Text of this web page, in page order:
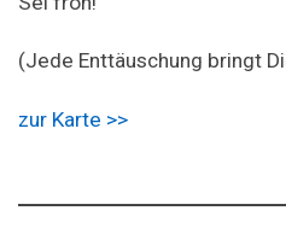
(Jede Enttäuschung bringt
zur Karte >>